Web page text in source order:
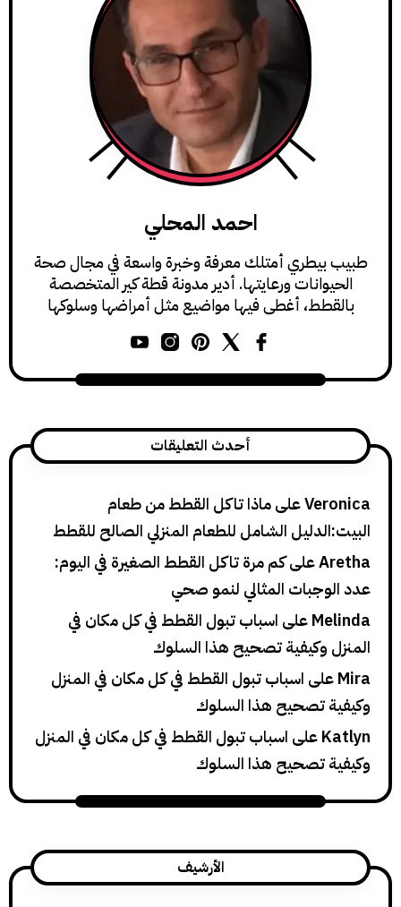
احمد المحلي
أمتلك معرفة وخبرة واسعة في مجال صحة
ورعايتها. أدير مدونة قطة كير المتخصصة
أغطي فيها مواضيع مثل أمراضها وسلوكها
أحدث التعليقات
علىماذا تاكل القطط من طعام
الشامل للطعام المنزلي الصالح للقطط
علىكم مرة تاكل القطط الصغيرة في اليوم:
المثالي لنمو صحي
علىاسباب تبول القطط في كل مكان في
وكيفية تصحيح هذا السلوك
اسباب تبول القطط في كل مكان في المنزل
تصحيح هذا السلوك
علىاسباب تبول القطط في كل مكان في المنزل
تصحيح هذا السلوك